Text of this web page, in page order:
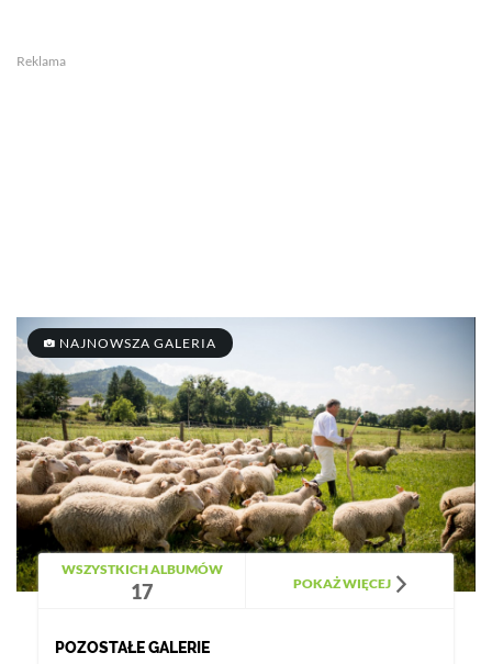
Reklama
NAJNOWSZA GALERIA
WSZYSTKICH ALBUMÓW
17 POKAŻ WIĘCEJ
POZOSTAŁE GALERIE